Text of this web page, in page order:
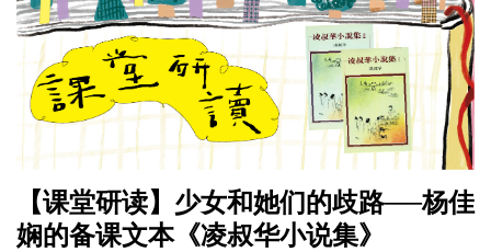
【课堂研读】少女和她们的歧路──杨佳
娴的备课文本《凌叔华小说集》